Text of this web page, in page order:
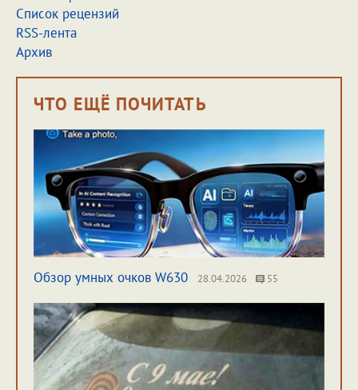
Список рецензий
RSS-лента
Архив
ЧТО ЕЩЁ ПОЧИТАТЬ
Обзор умных очков W630 28.04.2026 55